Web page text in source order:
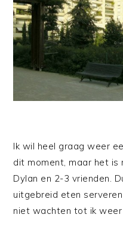
Ik wil heel graag weer
dit moment, maar het is
Dylan en 2-3 vrienden.
uitgebreid eten
niet wachten tot ik weer